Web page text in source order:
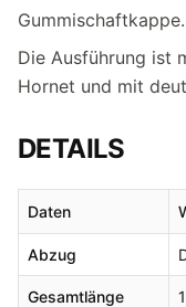
Gummischaftkappe.
Die Ausführung ist
Hornet und mit
DETAILS
Daten
Abzug
Gesamtlänge